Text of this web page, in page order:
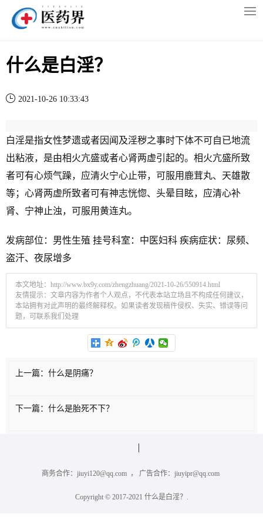
什么是白淫？
2021-10-26 10:33:43
白淫是指女性梦遗或者因闻及淫秽之事时下体不可自已地流
出粘液，是由相火亢盛或者心肾两虚引起的。相火亢盛所致
者可有心烦气躁，应清火宁心止带，可服用鹿茸丸、天雄散
等；心肾两虚所致者可有神志恍惚、头晕目眩，应清心补
肾、宁神止浊，可服用黄连丸。
发病部位：男性生殖 挂号科室：中医妇科 疾病症状：尿频、
盗汗、夜尿增多
本文地址：http://www.bx9y.com/zhengzhuang/2021-10-26/550914.html
友情提示：文章内容为作者个人观点，不代表本站立场且不构成任何建议，
本站拥有对此声明的最终解释权。如果读者发现稿件侵权、失实、错误等问
题，可联系我们处理
上一篇： 什么是阴痛？
下一篇： 什么是胎死不下？
商务合作：jiuyi120@qq.com ， 广告合作：jiuyipr@qq.com
Copyright © 2017-2021 什么是白淫？ .